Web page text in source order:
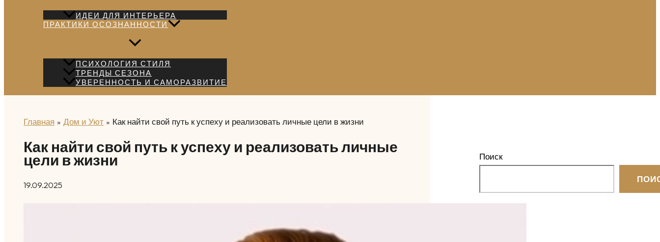
ИДЕИ ДЛЯ ИНТЕРЬЕРА
ПРАКТИКИ ОСОЗНАННОСТИ
ПСИХОЛОГИЯ СТИЛЯ
ТРЕНДЫ СЕЗОНА
УВЕРЕННОСТЬ И САМОРАЗВИТИЕ
Главная Дом и Уют Как найти свой путь к успеху и реализовать личные цели в жизни
Как найти свой путь к успеху и реализовать личные
цели в жизни
19.09.2025
Поиск